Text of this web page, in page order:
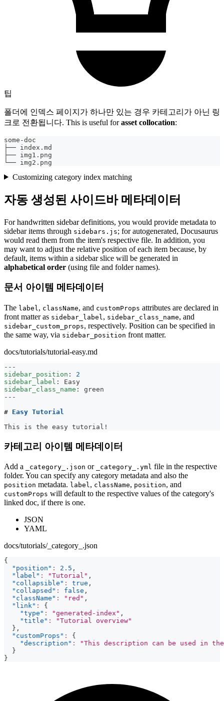
팁
폴더에 인덱스 페이지가 하나만 있는 경우 카테고리가 아닌 링
크로 전환됩니다. This is useful forasset collocation:
some-doc
├── index.md
├── img1.png
└── img2.png
Customizing category index matching
자동 생성된 사이드바 메타데이터
For handwritten sidebar definitions, you would provide metadata to
sidebar items through sidebars.js; for autogenerated, Docusaurus
would read them from the item's respective file. In addition, you
may want to adjust the relative position of each item because, by
default, items within a sidebar slice will be generated in
alphabetical order (using file and folder names).
문서 아이템 메타데이터
The label, className, and customProps attributes are declared in
front matter as sidebar_label, sidebar_class_name, and
sidebar_custom_props, respectively. Position can be specified in
the same way, via sidebar_position front matter.
docs/tutorials/tutorial-easy.md
---
sidebar_position :
2
sidebar_label :
Easy
sidebar_class_name :
green
---
# Easy Tutorial
This is the easy tutorial!
카테고리 아이템 메타데이터
Add a _category_.json or _category_.yml file in the respective
folder. You can specify any category metadata and also the
position metadata. label, className, position, and
customProps will default to the respective values of the category's
linked doc, if there is one.
JSON
YAML
docs/tutorials/_category_.json
{
"position" : 2.5 ,
"label" : "Tutorial" ,
"collapsible" : true ,
"collapsed" : false ,
"className" : "red" ,
"link" :
{
"type" : "generated-index" ,
"title" :
"Tutorial overview"
} ,
"customProps" :
{
"description" :
"This description can be used in the
}
}